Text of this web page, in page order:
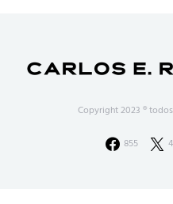
Copyright 2023 ®
855